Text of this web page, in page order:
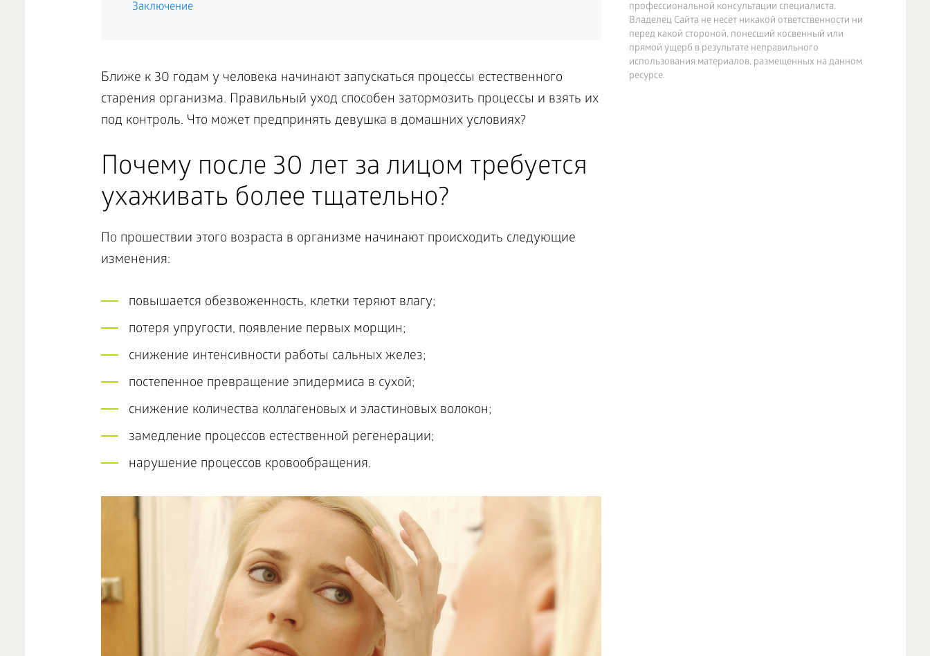
профессиональной консультации специалиста.
Владелец Сайта не несет никакой ответственности ни
перед какой стороной, понесший косвенный или
прямой ущерб в результате неправильного
использования материалов, размещенных на данном
ресурсе.
Заключение
Ближе к 30 годам у человека начинают запускаться процессы естественного
старения организма. Правильный уход способен затормозить процессы и взять их
под контроль. Что может предпринять девушка в домашних условиях?
Почему после 30 лет за лицом требуется
ухаживать более тщательно?
По прошествии этого возраста в организме начинают происходить следующие
изменения:
повышается обезвоженность, клетки теряют влагу;
потеря упругости, появление первых морщин;
снижение интенсивности работы сальных желез;
постепенное превращение эпидермиса в сухой;
снижение количества коллагеновых и эластиновых волокон;
замедление процессов естественной регенерации;
нарушение процессов кровообращения.